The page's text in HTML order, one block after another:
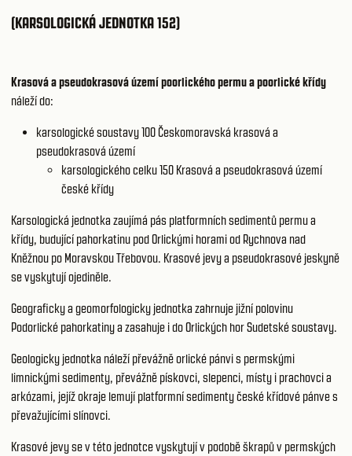
(KARSOLOGICKÁ JEDNOTKA 152)
Krasová a pseudokrasová území poorlického permu a poorlické křídy
náleží do:
karsologické soustavy 100Českomoravská krasová a
pseudokrasová území
karsologického celku 150 Krasová a pseudokrasová území
české křídy
Karsologická jednotka zaujímá pás platformních sedimentů permu a
křídy, budující pahorkatinu pod Orlickými horami od Rychnova nad
Kněžnou po Moravskou Třebovou. Krasové jevy a pseudokrasové jeskyně
se vyskytují ojediněle.
Geograficky a geomorfologicky jednotka zahrnuje jižní polovinu
Podorlické pahorkatiny a zasahuje i do Orlických hor Sudetské soustavy.
Geologicky jednotka náleží převážně orlické pánvi s permskými
limnickými sedimenty, převážně pískovci, slepenci, místy i prachovci a
arkózami, jejíž okraje lemují platformní sedimenty české křídové pánve s
převažujícími slínovci.
Krasové jevy se v této jednotce vyskytují v podobě škrapů v permských